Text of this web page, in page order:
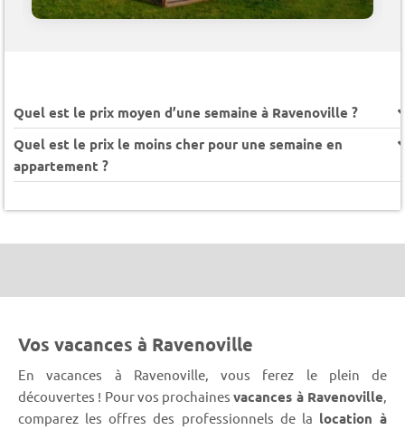
Quel est le prix moyen d’une semaine à Ravenoville ?
Quel est le prix le moins cher pour une semaine en
appartement ?
Vos vacances à Ravenoville
En vacances à Ravenoville, vous ferez le plein de
découvertes ! Pour vos prochainesvacances à Ravenoville,
comparez les offres des professionnels de la location à